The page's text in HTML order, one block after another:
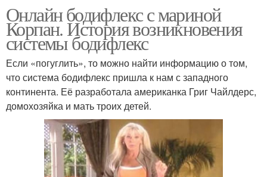
Онлайн бодифлекс с мариной
Корпан. История возникновения
системы бодифлекс
Если «погуглить», то можно найти информацию о том,
что система бодифлекс пришла к нам с западного
континента. Её разработала американка Григ Чайлдерс,
домохозяйка и мать троих детей.